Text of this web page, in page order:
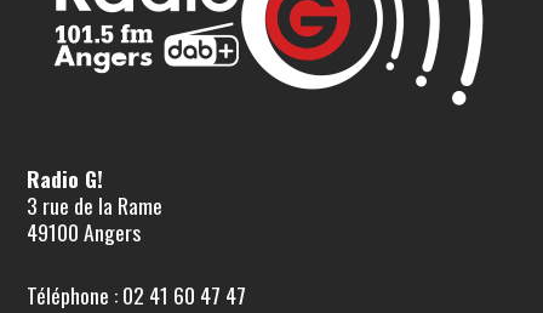
Radio G!
3 rue de la Rame
49100 Angers
Téléphone : 02 41 60 47 47